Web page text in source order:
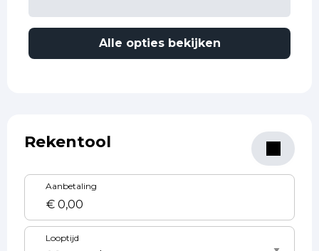
Alle opties bekijken
Rekentool
Aanbetaling
Looptijd